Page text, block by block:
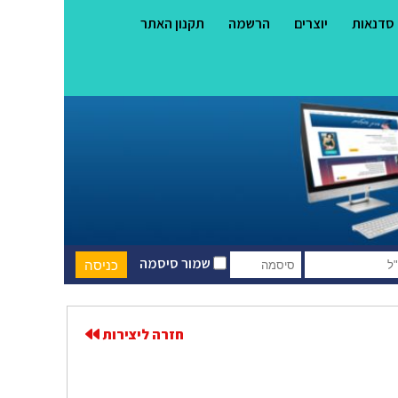
סדנאות יוצרים הרשמה תקנון האתר
שמור סיסמה
חזרה ליצירות